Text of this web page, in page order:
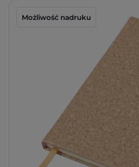
Możliwość nadruku